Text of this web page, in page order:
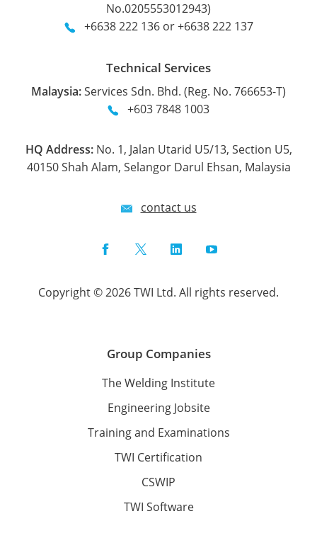
No.0205553012943)
+6638 222 136 or +6638 222 137
Technical Services
Malaysia:Services Sdn. Bhd. (Reg. No. 766653-T)
+603 7848 1003
HQ Address:No. 1, Jalan Utarid U5/13, Section U5,
40150 Shah Alam, Selangor Darul Ehsan, Malaysia
contact us
FacebookTwitterLinkedInYouTube
Copyright © 2026 TWI Ltd. All rights reserved.
Group Companies
The Welding Institute
Engineering Jobsite
Training and Examinations
TWI Certification
CSWIP
TWI Software